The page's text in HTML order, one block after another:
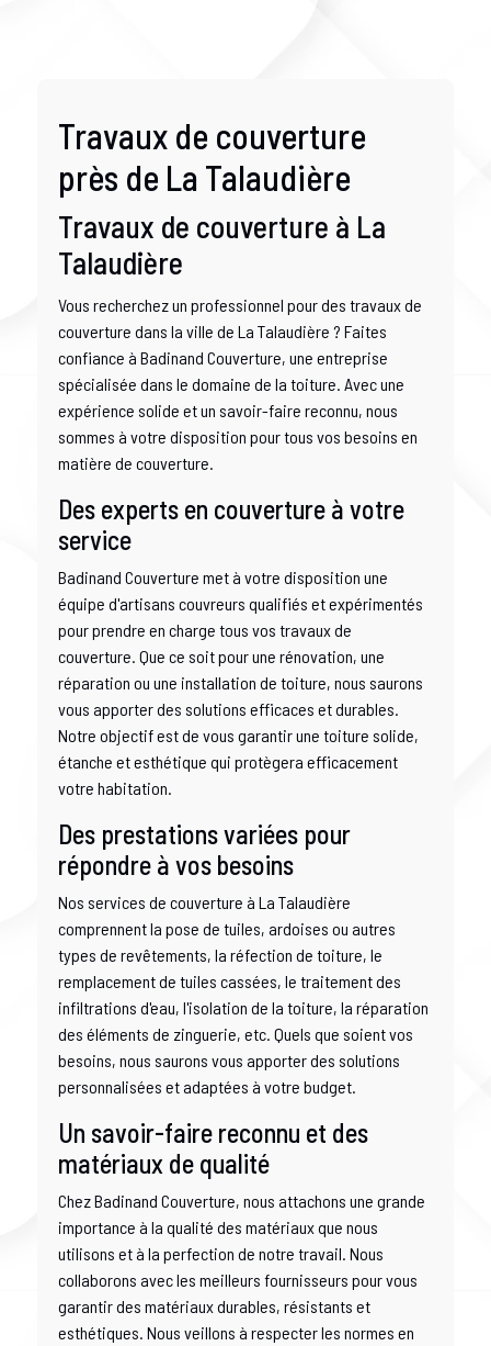
Travaux de couverture
près de La Talaudière
Travaux de couverture à La
Talaudière
Vous recherchez un professionnel pour des travaux de
couverture dans la ville de La Talaudière ? Faites
confiance à Badinand Couverture, une entreprise
spécialisée dans le domaine de la toiture. Avec une
expérience solide et un savoir-faire reconnu, nous
sommes à votre disposition pour tous vos besoins en
matière de couverture.
Des experts en couverture à votre
service
Badinand Couverture met à votre disposition une
équipe d'artisans couvreurs qualifiés et expérimentés
pour prendre en charge tous vos travaux de
couverture. Que ce soit pour une rénovation, une
réparation ou une installation de toiture, nous saurons
vous apporter des solutions efficaces et durables.
Notre objectif est de vous garantir une toiture solide,
étanche et esthétique qui protègera efficacement
votre habitation.
Des prestations variées pour
répondre à vos besoins
Nos services de couverture à La Talaudière
comprennent la pose de tuiles, ardoises ou autres
types de revêtements, la réfection de toiture, le
remplacement de tuiles cassées, le traitement des
infiltrations d'eau, l'isolation de la toiture, la réparation
des éléments de zinguerie, etc. Quels que soient vos
besoins, nous saurons vous apporter des solutions
personnalisées et adaptées à votre budget.
Un savoir-faire reconnu et des
matériaux de qualité
Chez Badinand Couverture, nous attachons une grande
importance à la qualité des matériaux que nous
utilisons et à la perfection de notre travail. Nous
collaborons avec les meilleurs fournisseurs pour vous
garantir des matériaux durables, résistants et
esthétiques. Nous veillons à respecter les normes en